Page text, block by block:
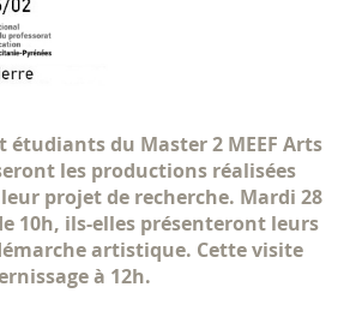
étudiants du Master 2 MEEF Arts
les productions réalisées
projet de recherche. Mardi 28
10h, ils-elles présenteront leurs
artistique. Cette visite
à 12h.